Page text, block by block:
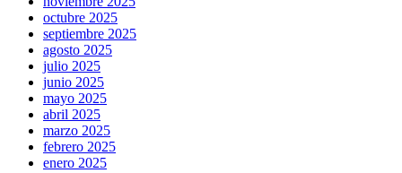
octubre 2025
septiembre 2025
agosto 2025
julio 2025
junio 2025
mayo 2025
abril 2025
marzo 2025
febrero 2025
enero 2025